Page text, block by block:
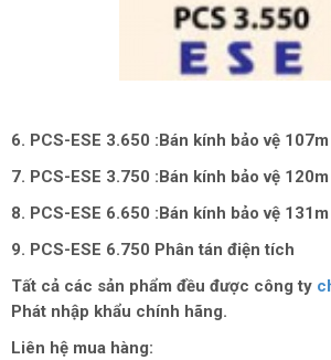
6. PCS-ESE 3.650 :Bán kính bảo vệ 107m
7. PCS-ESE 3.750 :Bán kính bảo vệ 120m
8. PCS-ESE 6.650 :Bán kính bảo vệ 131m
9. PCS-ESE 6.750 Phân tán điện tích
Tất cả các sản phẩm đều được công ty
Phát nhập khẩu chính hãng.
Liên hệ mua hàng: